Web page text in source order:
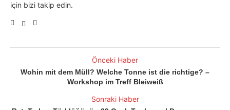
için bizi takip edin.
Önceki Haber
Wohin mit dem Müll? Welche Tonne ist die richtige? –
Workshop im Treff Bleiweiß
Sonraki Haber